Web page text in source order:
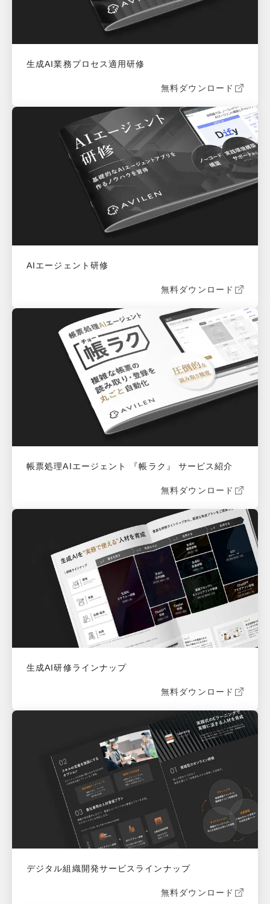
生成AI業務プロセス適用研修
無料ダウンロード
AIエージェント研修
無料ダウンロード
帳票処理AIエージェント 『帳ラク』 サービス紹介
無料ダウンロード
生成AI研修ラインナップ
無料ダウンロード
デジタル組織開発サービスラインナップ
無料ダウンロード